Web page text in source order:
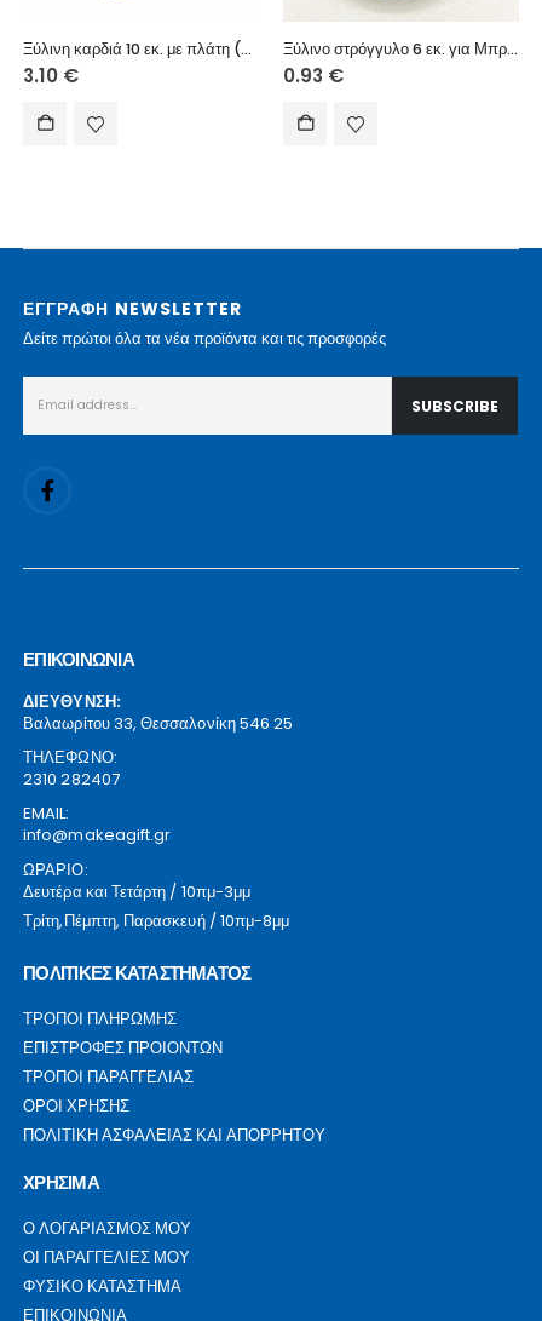
Ξύλινη καρδιά 10 εκ. με πλάτη (παππούς & γιαγιά)
3.10 €
Ξύλινο στρόγγυλο 6 εκ. για Μπρελόκ (Έχουμε την καλύτερη γιαγιά κορίτσι & αγόρι)
0.93 €
ΕΓΓΡΑΦΗ NEWSLETTER
Δείτε πρώτοι όλα τα νέα προϊόντα και τις προσφορές
ΕΠΙΚΟΙΝΩΝΙΑ
ΔΙΕΥΘΥΝΣΗ:
Βαλαωρίτου 33, Θεσσαλονίκη 546 25
ΤΗΛΕΦΩΝΟ:
2310 282407
EMAIL:
info@makeagift.gr
ΩΡΑΡΙΟ:
Δευτέρα και Τετάρτη / 10πμ-3μμ
Τρίτη,Πέμπτη, Παρασκευή / 10πμ-8μμ
ΠΟΛΙΤΙΚΕΣ ΚΑΤΑΣΤΗΜΑΤΟΣ
ΤΡΟΠΟΙ ΠΛΗΡΩΜΗΣ
ΕΠΙΣΤΡΟΦΕΣ ΠΡΟΙΟΝΤΩΝ
ΤΡΟΠΟΙ ΠΑΡΑΓΓΕΛΙΑΣ
ΟΡΟΙ ΧΡΗΣΗΣ
ΠΟΛΙΤΙΚΗ ΑΣΦΑΛΕΙΑΣ ΚΑΙ ΑΠΟΡΡΗΤΟΥ
ΧΡΗΣΙΜΑ
Ο ΛΟΓΑΡΙΑΣΜΟΣ ΜΟΥ
ΟΙ ΠΑΡΑΓΓΕΛΙΕΣ ΜΟΥ
ΦΥΣΙΚΟ ΚΑΤΑΣΤΗΜΑ
ΕΠΙΚΟΙΝΩΝΙΑ